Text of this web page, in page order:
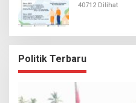
40712 Dilihat
Politik Terbaru